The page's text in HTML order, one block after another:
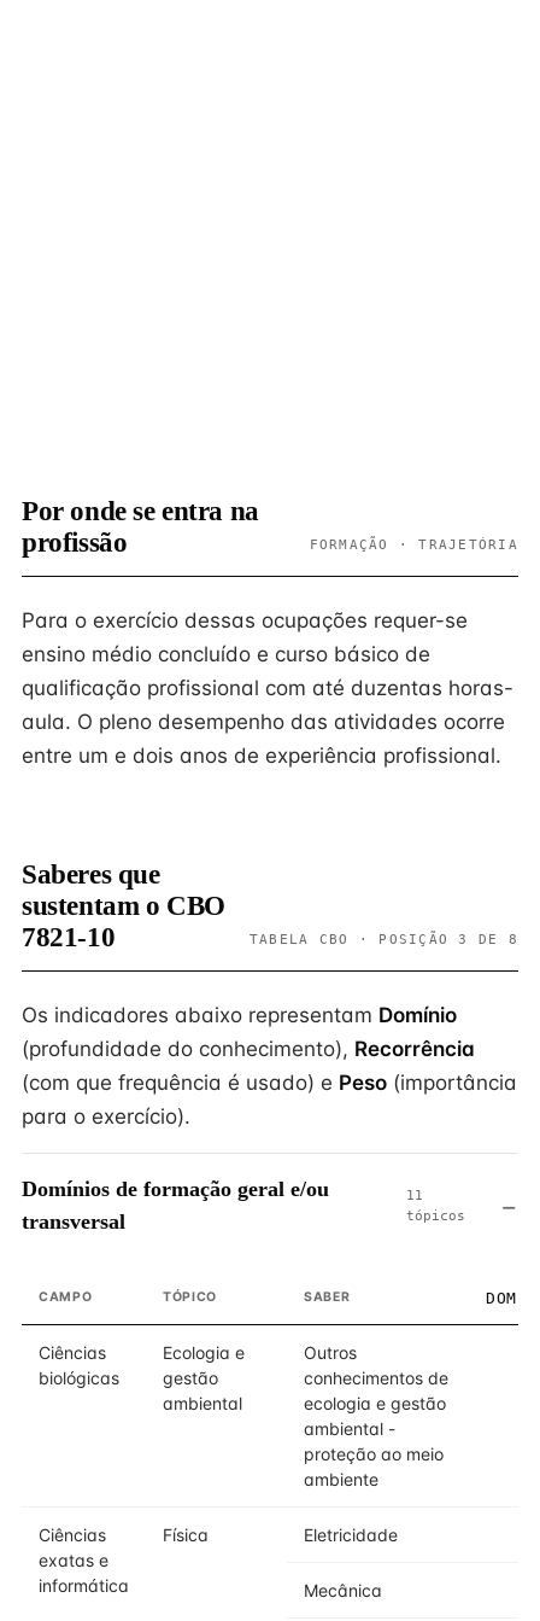
Por onde se entra na
profissão
FORMAÇÃO · TRAJETÓRIA
Para o exercício dessas ocupações requer-se
ensino médio concluído e curso básico de
qualificação profissional com até duzentas horas-
aula. O pleno desempenho das atividades ocorre
entre um e dois anos de experiência profissional.
Saberes que
sustentam o CBO
7821-10
TABELA CBO · POSIÇÃO 3 DE 8
Os indicadores abaixo representam Domínio
(profundidade do conhecimento), Recorrência
(com que frequência é usado) e Peso (importância
para o exercício).
Domínios de formação geral e/ou
transversal
11
tópicos
CAMPO TÓPICO SABER
Ciências
biológicas
Ecologia e
gestão
ambiental
Outros
conhecimentos de
ecologia e gestão
ambiental -
proteção ao meio
ambiente
Ciências
exatas e
informática
Física Eletricidade
Mecânica